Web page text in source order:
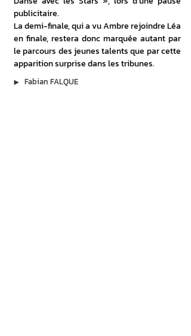
publicitaire.
La demi-finale, qui a vu Ambre rejoindre Léa
en finale, restera donc marquée autant par
le parcours des jeunes talents que par cette
apparition surprise dans les tribunes.
▶︎ Fabian FALQUE